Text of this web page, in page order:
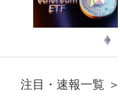
注目・速報一覧